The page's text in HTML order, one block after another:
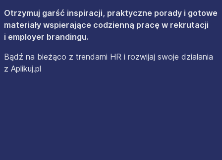
Otrzymuj garść inspiracji, praktyczne porady i gotowe
materiały wspierające codzienną pracę w rekrutacji
i employer brandingu.
Bądź na bieżąco z trendami HR i rozwijaj swoje działania
z Aplikuj.pl